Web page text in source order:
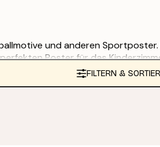
und anderen
Poster für das
FILTERN &